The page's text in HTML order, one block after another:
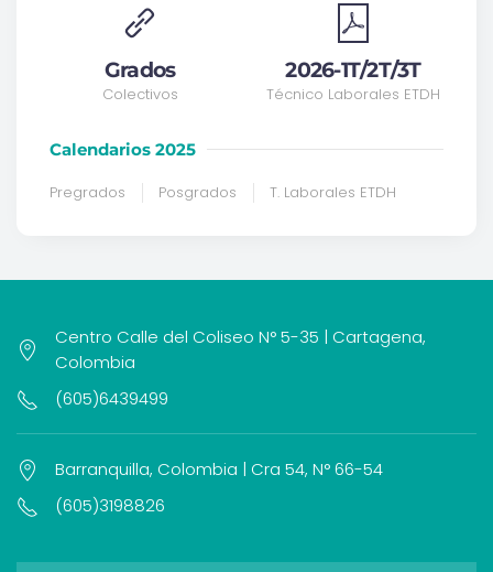
Grados
Colectivos
2026-1T/2T/3T
Técnico Laborales ETDH
Calendarios 2025
Pregrados Posgrados T. Laborales ETDH
Centro Calle del Coliseo N° 5-35 | Cartagena,
Colombia
(605)6439499
Barranquilla, Colombia | Cra 54, N° 66-54
(605)3198826